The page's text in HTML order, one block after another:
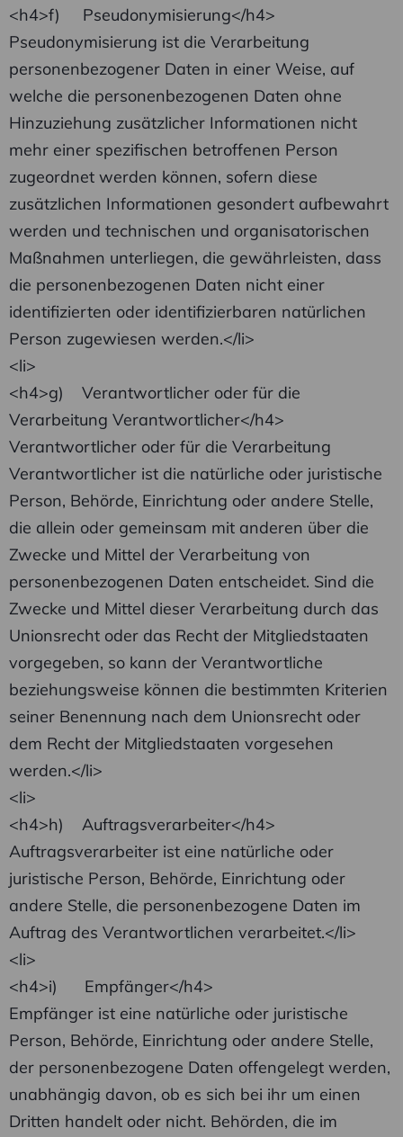
<h4>f) Pseudonymisierung</h4>
Pseudonymisierung ist die Verarbeitung
personenbezogener Daten in einer Weise, auf
welche die personenbezogenen Daten ohne
Hinzuziehung zusätzlicher Informationen nicht
mehr einer spezifischen betroffenen Person
zugeordnet werden können, sofern diese
zusätzlichen Informationen gesondert aufbewahrt
werden und technischen und organisatorischen
Maßnahmen unterliegen, die gewährleisten, dass
die personenbezogenen Daten nicht einer
identifizierten oder identifizierbaren natürlichen
Person zugewiesen werden.</li>
<li>
<h4>g) Verantwortlicher oder für die
Verarbeitung Verantwortlicher</h4>
Verantwortlicher oder für die Verarbeitung
Verantwortlicher ist die natürliche oder juristische
Person, Behörde, Einrichtung oder andere Stelle,
die allein oder gemeinsam mit anderen über die
Zwecke und Mittel der Verarbeitung von
personenbezogenen Daten entscheidet. Sind die
Zwecke und Mittel dieser Verarbeitung durch das
Unionsrecht oder das Recht der Mitgliedstaaten
vorgegeben, so kann der Verantwortliche
beziehungsweise können die bestimmten Kriterien
seiner Benennung nach dem Unionsrecht oder
dem Recht der Mitgliedstaaten vorgesehen
werden.</li>
<li>
<h4>h) Auftragsverarbeiter</h4>
Auftragsverarbeiter ist eine natürliche oder
juristische Person, Behörde, Einrichtung oder
andere Stelle, die personenbezogene Daten im
Auftrag des Verantwortlichen verarbeitet.</li>
<li>
<h4>i) Empfänger</h4>
Empfänger ist eine natürliche oder juristische
Person, Behörde, Einrichtung oder andere Stelle,
der personenbezogene Daten offengelegt werden,
unabhängig davon, ob es sich bei ihr um einen
Dritten handelt oder nicht. Behörden, die im